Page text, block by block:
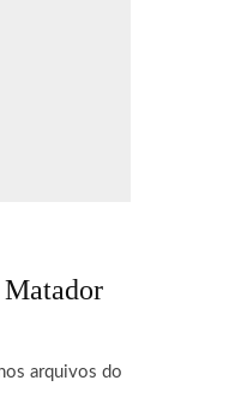
arquivos do